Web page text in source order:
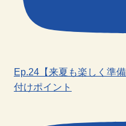
Ep.24【来夏も楽しく準
付けポイント